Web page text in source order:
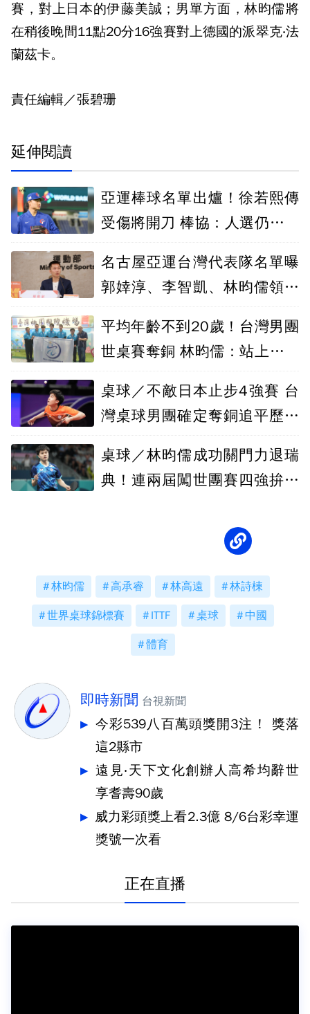
賽，對上日本的伊藤美誠；男單方面，林昀儒將
在稍後晚間11點20分16強賽對上德國的派翠克‧法
蘭茲卡。
責任編輯／張碧珊
延伸閱讀
亞運棒球名單出爐！徐若熙傳
受傷將開刀 棒協：人選仍可更
名古屋亞運台灣代表隊名單曝
郭婞淳、李智凱、林昀儒領軍
平均年齡不到20歲！台灣男團
世桌賽奪銅 林昀儒：站上領獎
桌球／不敵日本止步4強賽 台
灣桌球男團確定奪銅追平歷史
桌球／林昀儒成功關門力退瑞
典！連兩屆闖世團賽四強拚隊
林昀儒 高承睿 林高遠 林詩棟
世界桌球錦標賽 ITTF 桌球 中國
體育
即時新聞 台視新聞
今彩539八百萬頭獎開3注！ 獎落
這2縣市
遠見‧天下文化創辦人高希均辭世
享耆壽90歲
威力彩頭獎上看2.3億 8/6台彩幸運
獎號一次看
正在直播